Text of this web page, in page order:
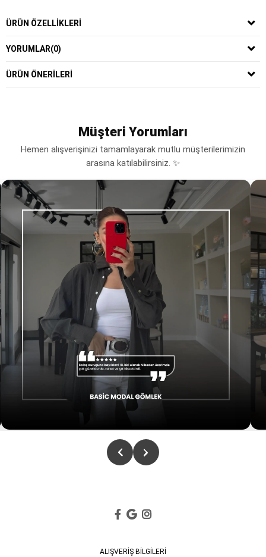
ÜRÜN ÖZELLIKLERI
YORUMLAR(0)
ÜRÜN ÖNERILERI
Müşteri Yorumları
Hemen alışverişinizi tamamlayarak mutlu müşterilerimizin
arasına katılabilirsiniz. ✨
ALIŞVERİŞ BİLGİLERİ